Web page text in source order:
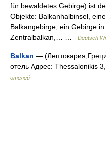
für bewaldetes Gebirge) ist
Objekte: Balkanhalbinsel,
Balkangebirge, ein Gebirge
Zentralbalkan,… …
Deutsch
Balkan —
отель Адрес: Thessalonikis
отелей